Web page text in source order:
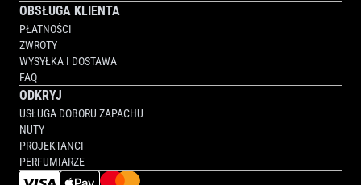
OBSŁUGA KLIENTA
PŁATNOŚCI
ZWROTY
WYSYŁKA I DOSTAWA
FAQ
ODKRYJ
USŁUGA DOBORU ZAPACHU
NUTY
PROJEKTANCI
PERFUMIARZE